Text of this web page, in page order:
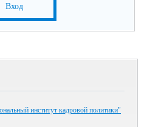
Вход
институт кадровой политики"